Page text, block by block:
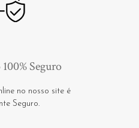
Seguro
no nosso site é
Seguro.